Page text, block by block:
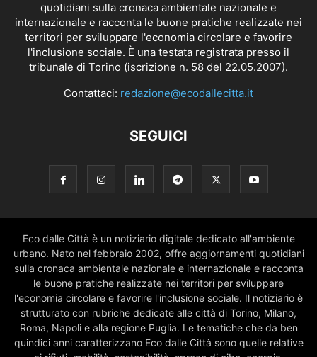
quotidiani sulla cronaca ambientale nazionale e
internazionale e racconta le buone pratiche realizzate nei
territori per sviluppare l'economia circolare e favorire
l'inclusione sociale. È una testata registrata presso il
tribunale di Torino (iscrizione n. 58 del 22.05.2007).
Contattaci: redazione@ecodallecitta.it
SEGUICI
Eco dalle Città è un notiziario digitale dedicato all'ambiente
urbano. Nato nel febbraio 2002, offre aggiornamenti quotidiani
sulla cronaca ambientale nazionale e internazionale e racconta
le buone pratiche realizzate nei territori per sviluppare
l'economia circolare e favorire l'inclusione sociale. Il notiziario è
strutturato con rubriche dedicate alle città di Torino, Milano,
Roma, Napoli e alla regione Puglia. Le tematiche che da ben
quindici anni caratterizzano Eco dalle Città sono quelle relative